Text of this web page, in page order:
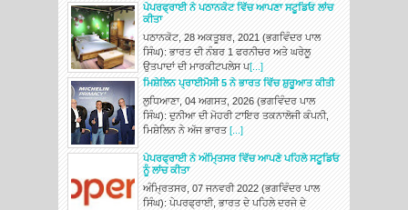
ਪੇਪਰਫ੍ਰਾਈ ਨੇ ਪਠਾਨਕੋਟ ਵਿੱਚ ਆਪਣਾ ਸਟੂਡਿਓ ਲਾਂਚ
ਕੀਤਾ
ਪਠਾਨਕੋਟ, 28 ਅਕਤੂਬਰ, 2021 (ਭਗਵਿੰਦਰ ਪਾਲ
ਸਿੰਘ): ਭਾਰਤ ਦੀ ਨੰਬਰ 1 ਫਰਨੀਚਰ ਅਤੇ ਘਰੇਲੂ
ਉਤਪਾਦਾਂ ਦੀ ਮਾਰਕੀਟਪਲੇਸ ਪ[...]
ਮਿਸ਼ੇਲਿਨ ਪ੍ਰਾਈਮੈਸੀ 5 ਨੇ ਭਾਰਤ ਵਿੱਚ ਸ਼ੁਰੂਆਤ ਕੀਤੀ
ਲੁਧਿਆਣਾ, 04 ਅਗਸਤ, 2026 (ਭਗਵਿੰਦਰ ਪਾਲ
ਸਿੰਘ): ਦੁਨੀਆ ਦੀ ਮੋਹਰੀ ਟਾਇਰ ਤਕਨਾਲੋਜੀ ਕੰਪਨੀ,
ਮਿਸ਼ੇਲਿਨ ਨੇ ਅੱਜ ਭਾਰਤ[...]
ਪੇਪਰਫ੍ਰਾਈ ਨੇ ਅੰਮਿ੍ਤਸਰ ਵਿੱਚ ਆਪਣੇ ਪਹਿਲੇ ਸਟੂਡਿਓ
ਨੂੰ ਲਾਂਚ ਕੀਤਾ
ਅੰਮ੍ਰਿਤਸਰ, 07 ਜਨਵਰੀ 2022 (ਭਗਵਿੰਦਰ ਪਾਲ
ਸਿੰਘ): ਪੇਪਰਫ੍ਰਾਈ, ਭਾਰਤ ਦੇ ਪਹਿਲੇ ਦਰਜੇ ਦੇ